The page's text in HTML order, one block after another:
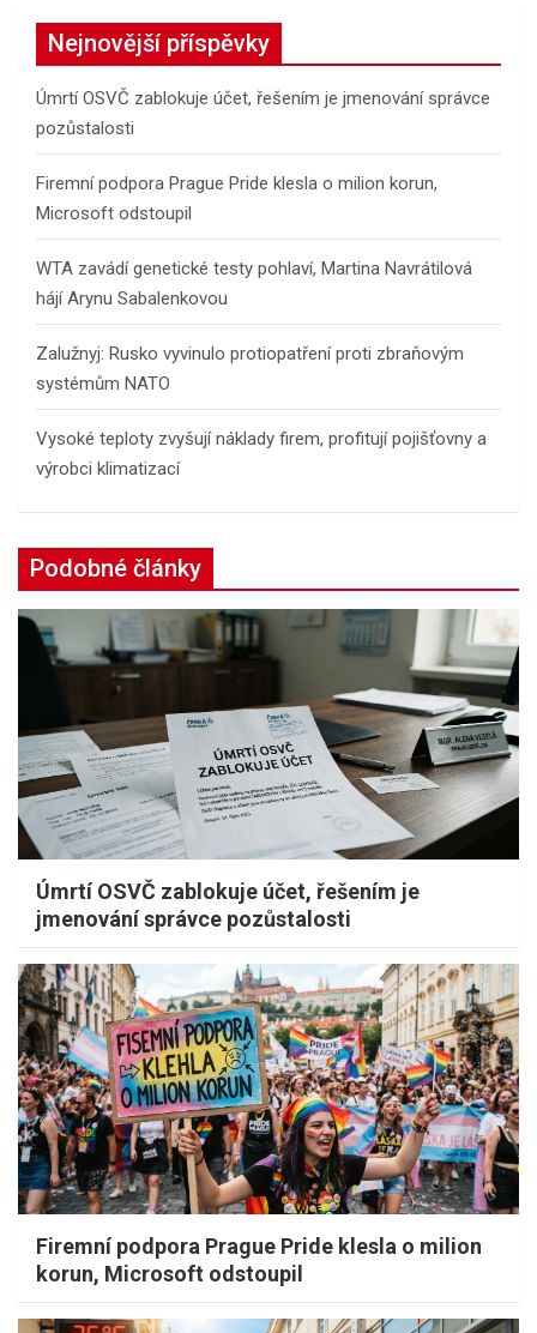
h
Nejnovější příspěvky
Úmrtí OSVČ zablokuje účet, řešením je jmenování správce
pozůstalosti
Firemní podpora Prague Pride klesla o milion korun,
Microsoft odstoupil
WTA zavádí genetické testy pohlaví, Martina Navrátilová
hájí Arynu Sabalenkovou
Zalužnyj: Rusko vyvinulo protiopatření proti zbraňovým
systémům NATO
Vysoké teploty zvyšují náklady firem, profitují pojišťovny a
výrobci klimatizací
Podobné články
Úmrtí OSVČ zablokuje účet, řešením je
jmenování správce pozůstalosti
Firemní podpora Prague Pride klesla o milion
korun, Microsoft odstoupil